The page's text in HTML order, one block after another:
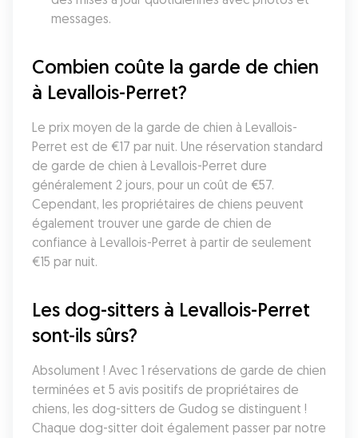
messages.
Combien coûte la garde de chien
à Levallois-Perret?
Le prix moyen de la garde de chien à Levallois-
Perret est de €17 par nuit. Une réservation standard
de garde de chien à Levallois-Perret dure
généralement 2 jours, pour un coût de €57.
Cependant, les propriétaires de chiens peuvent
également trouver une garde de chien de
confiance à Levallois-Perret à partir de seulement
€15 par nuit.
Les dog-sitters à Levallois-Perret
sont-ils sûrs?
Absolument ! Avec 1 réservations de garde de chien
terminées et 5 avis positifs de propriétaires de
chiens, les dog-sitters de Gudog se distinguent !
Chaque dog-sitter doit également passer par notre